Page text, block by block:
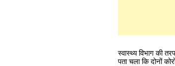
स्वास्थ्य विभाग की
पता चला कि दोनों